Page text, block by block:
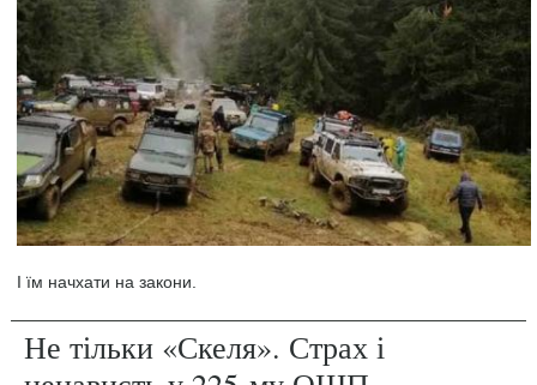
І їм начхати на закони.
Не тільки «Скеля». Страх і